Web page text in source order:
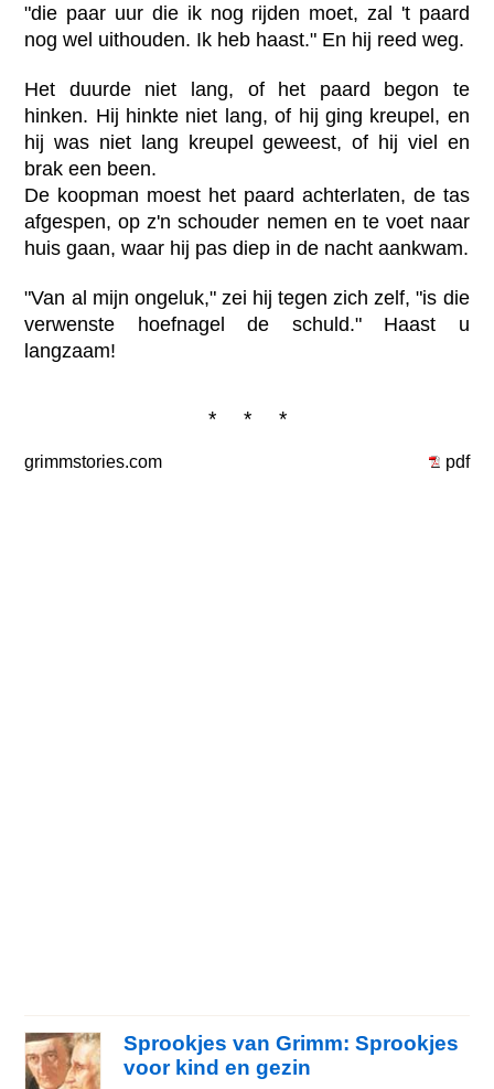
"die paar uur die ik nog rijden moet, zal 't paard
nog wel uithouden. Ik heb haast." En hij reed weg.
Het duurde niet lang, of het paard begon te
hinken. Hij hinkte niet lang, of hij ging kreupel, en
hij was niet lang kreupel geweest, of hij viel en
brak een been.
De koopman moest het paard achterlaten, de tas
afgespen, op z'n schouder nemen en te voet naar
huis gaan, waar hij pas diep in de nacht aankwam.
"Van al mijn ongeluk," zei hij tegen zich zelf, "is die
verwenste hoefnagel de schuld." Haast u
langzaam!
* * *
grimmstories.com pdf
Sprookjes van Grimm: Sprookjes
voor kind en gezin